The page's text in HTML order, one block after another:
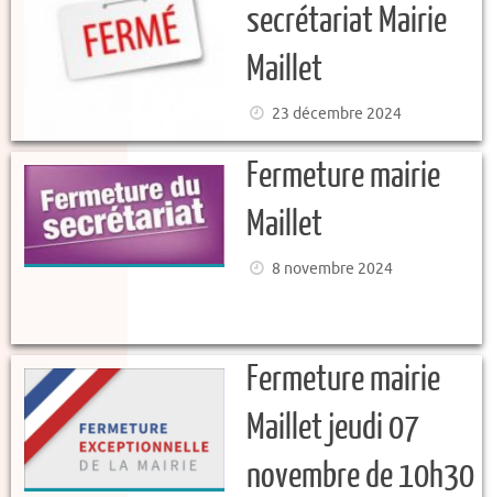
secrétariat Mairie
Maillet
23 décembre 2024
Fermeture mairie
Maillet
8 novembre 2024
Fermeture mairie
Maillet jeudi 07
novembre de 10h30